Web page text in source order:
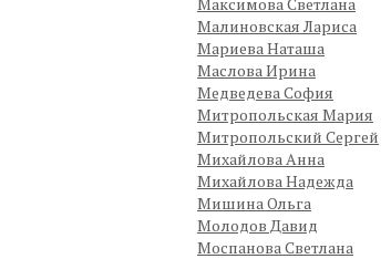
Малиновская Лариса
Мариева Наташа
Маслова Ирина
Медведева София
Митропольская Мария
Митропольский Сергей
Михайлова Анна
Михайлова Надежда
Мишина Ольга
Молодов Давид
Моспанова Светлана